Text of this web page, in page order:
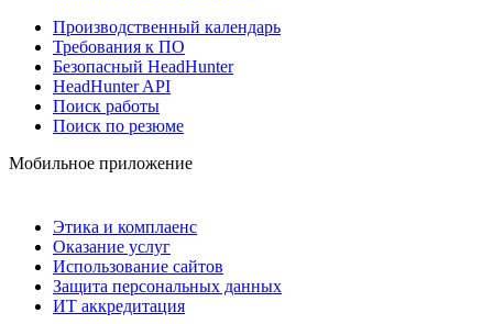
Производственный календарь
Требования к ПО
Безопасный HeadHunter
HeadHunter API
Поиск работы
Поиск по резюме
Мобильное приложение
Этика и комплаенс
Оказание услуг
Использование сайтов
Защита персональных данных
ИТ аккредитация